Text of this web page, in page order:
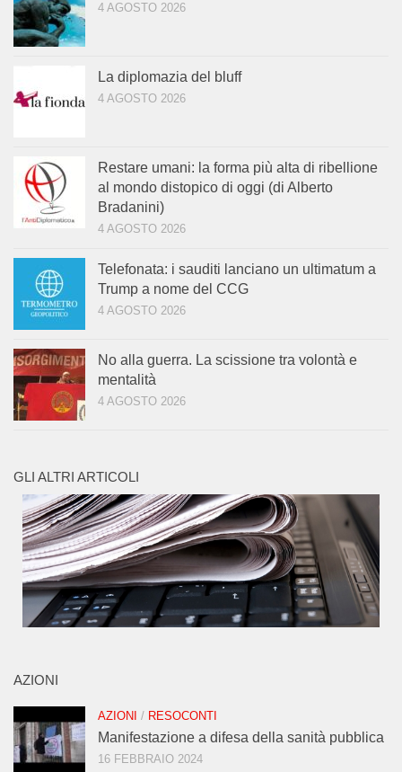
4 AGOSTO 2026
La diplomazia del bluff
4 AGOSTO 2026
Restare umani: la forma più alta di ribellione
al mondo distopico di oggi (di Alberto
Bradanini)
4 AGOSTO 2026
Telefonata: i sauditi lanciano un ultimatum a
Trump a nome del CCG
4 AGOSTO 2026
No alla guerra. La scissione tra volontà e
mentalità
4 AGOSTO 2026
GLI ALTRI ARTICOLI
AZIONI
AZIONI / RESOCONTI
Manifestazione a difesa della sanità pubblica
16 FEBBRAIO 2024